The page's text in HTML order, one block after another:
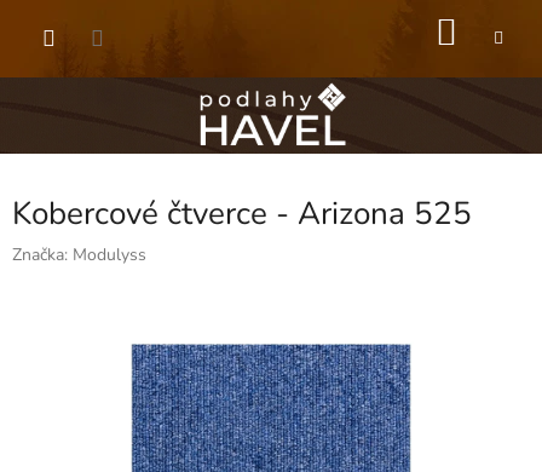
Kobercové čtverce - Arizona 525
Značka: Modulyss